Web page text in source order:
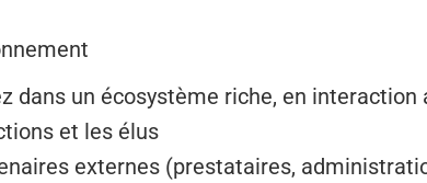
dans un écosystème riche, en interaction
et les élus
externes (prestataires,